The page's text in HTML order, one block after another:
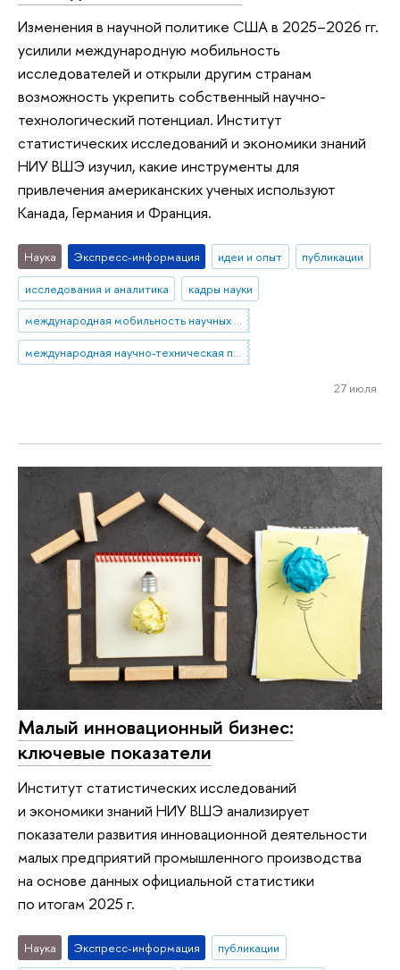
Изменения в научной политике США в 2025–2026 гг.
усилили международную мобильность
исследователей и открыли другим странам
возможность укрепить собственный научно-
технологический потенциал. Институт
статистических исследований и экономики знаний
НИУ ВШЭ изучил, какие инструменты для
привлечения американских ученых используют
Канада, Германия и Франция.
Наука Экспресс-информация идеи и опыт
публикации
исследования и аналитика
кадры науки
международная мобильность научных кадров
международная научно-техническая политика
27 июля
Малый инновационный бизнес:
ключевые показатели
Институт статистических исследований
и экономики знаний НИУ ВШЭ анализирует
показатели развития инновационной деятельности
малых предприятий промышленного производства
на основе данных официальной статистики
по итогам 2025 г.
Наука Экспресс-информация
публикации